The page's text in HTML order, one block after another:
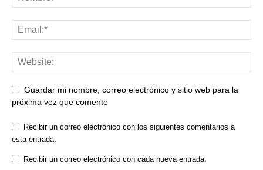
Guardar mi nombre, correo electrónico y sitio web para la
próxima vez que comente
Recibir un correo electrónico con los siguientes comentarios a
esta entrada.
Recibir un correo electrónico con cada nueva entrada.